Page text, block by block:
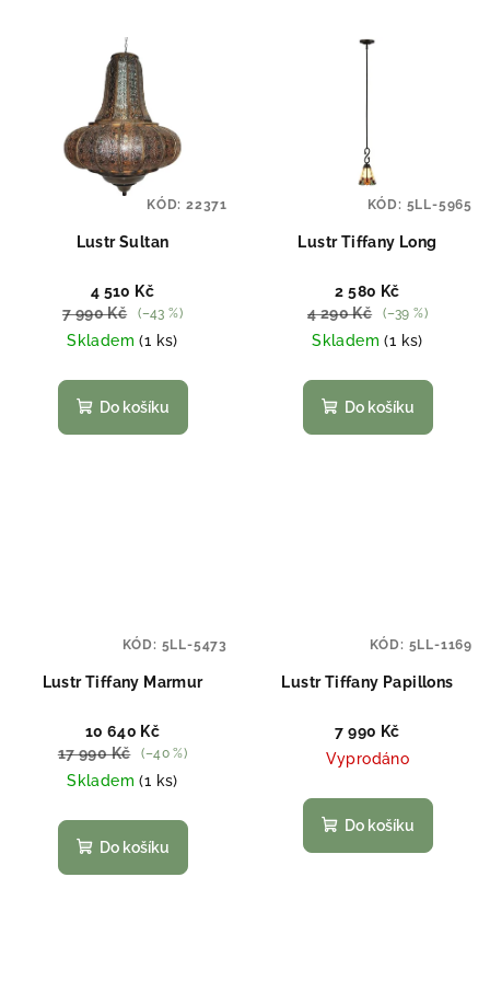
Lustr Sultan
4 510 Kč
7 990 Kč
(–43 %)
Skladem(1 ks)
Do košíku
KÓD: 22371
Lustr Tiffany Long
2 580 Kč
4 290 Kč
(–39 %)
Skladem(1 ks)
Do košíku
KÓD: 5LL-5965
Lustr Tiffany Marmur
10 640 Kč
17 990 Kč
(–40 %)
Skladem(1 ks)
Do košíku
KÓD: 5LL-5473
Lustr Tiffany Papillons
7 990 Kč
Vyprodáno
Do košíku
KÓD: 5LL-1169